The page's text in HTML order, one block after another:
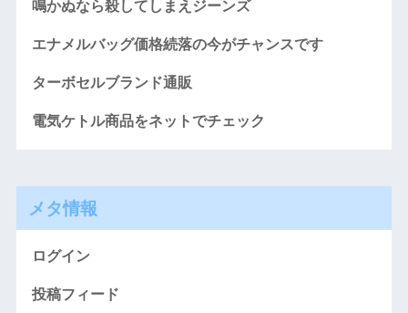
鳴かぬなら殺してしまえジーンズ
エナメルバッグ価格続落の今がチャンスです
ターボセルブランド通販
電気ケトル商品をネットでチェック
メタ情報
ログイン
投稿フィード